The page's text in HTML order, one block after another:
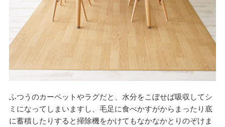
ふつうのカーペットやラグだと、水分をこぼせば吸収してシ
ミになってしまいますし、毛足に食べかすがからまったり底
に蓄積したりすると掃除機をかけてもなかなかとりのぞけま